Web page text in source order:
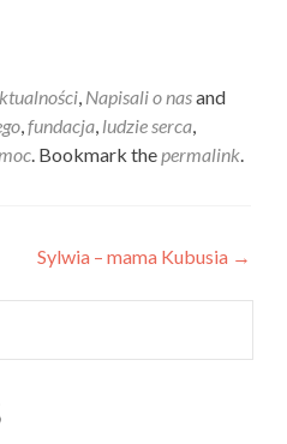
, Napisali o nasand
,fundacja, ludzie serca,
. Bookmark thepermalink.
Sylwia – mama Kubusia →